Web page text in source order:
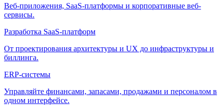
Веб-приложения, SaaS-платформы и корпоративные веб-
сервисы.
Разработка SaaS-платформ
От проектирования архитектуры и UX до инфраструктуры и
биллинга.
ERP-системы
Управляйте финансами, запасами, продажами и персоналом в
одном интерфейсе.